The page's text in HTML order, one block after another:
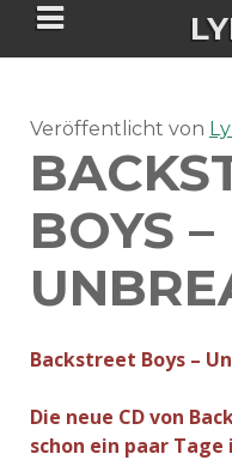
Tania Morgan's
sie im
NIEMALS FÜR
Veröffentlicht von
BOYS –
Backstreet Boys –
Die neue CD von
schon ein paar